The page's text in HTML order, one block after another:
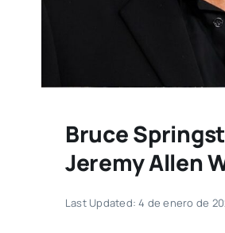
Bruce
Jeremy Allen
Last Updated: 4 de enero de